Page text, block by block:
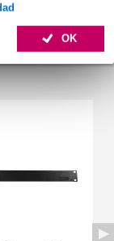
OK